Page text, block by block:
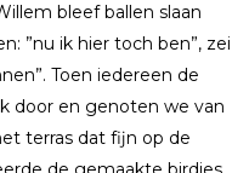
bleef ballen slaan
”nu ik hier toch ben”, zei
Toen iedereen de
door en genoten we van
terras dat fĳn op de